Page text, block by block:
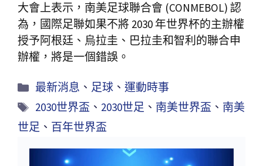
大會上表示，南美足球聯合會 (CONMEBOL) 認
為，國際足聯如果不將 2030 年世界杯的主辦權
授予阿根廷、烏拉圭、巴拉圭和智利的聯合申
辦權，將是一個錯誤。
最新消息 、 足球 、運動時事
2030世界盃 、 2030世足 、 南美世界盃 、 南美
世足 、 百年世界盃